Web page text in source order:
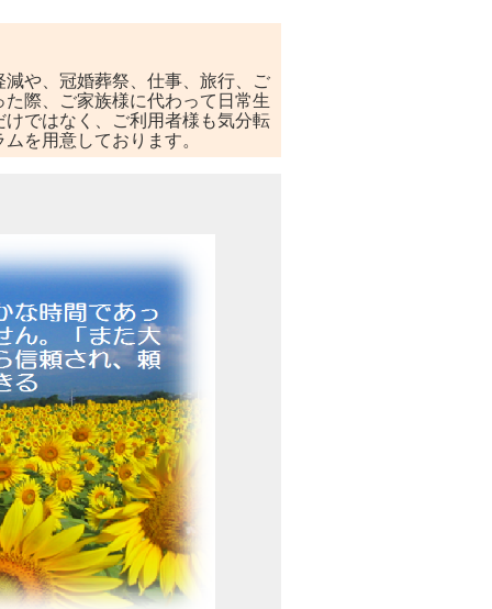
や、冠婚葬祭、仕事、旅行、ご
際、ご家族様に代わって日常生
ではなく、ご利用者様も気分転
を用意しております。